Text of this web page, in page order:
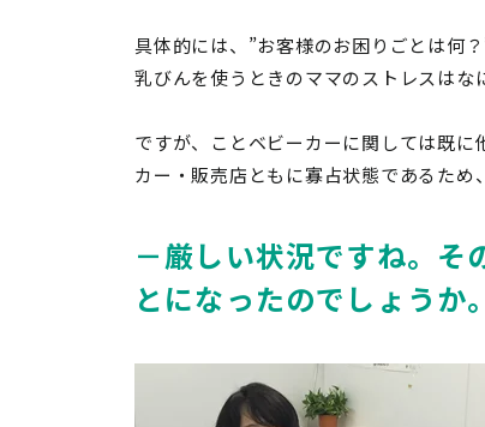
具体的には、”お客様のお困りごとは何
乳びんを使うときのママのストレスはな
ですが、ことベビーカーに関しては既
カー・販売店ともに寡占状態であるため
－厳しい状況ですね。そ
とになったのでしょうか。